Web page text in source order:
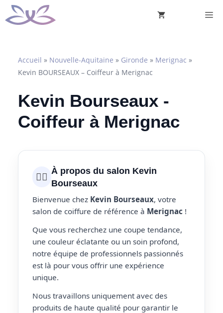
Aller
au
Accueil » Nouvelle-Aquitaine » Gironde » Merignac »
Kevin BOURSEAUX – Coiffeur à Merignac
Kevin Bourseaux -
Coiffeur à Merignac
💇‍♀️ À propos du salon Kevin
Bourseaux
Bienvenue chez Kevin Bourseaux, votre
salon de coiffure de référence à Merignac !
Que vous recherchez une coupe tendance,
une couleur éclatante ou un soin profond,
notre équipe de professionnels passionnés
est là pour vous offrir une expérience
unique.
Nous travaillons uniquement avec des
produits de haute qualité pour garantir le